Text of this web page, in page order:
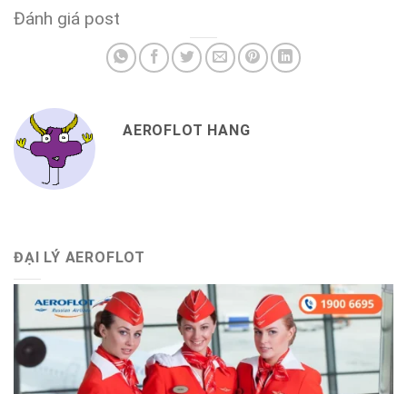
Đánh giá post
AEROFLOT HANG
ĐẠI LÝ AEROFLOT